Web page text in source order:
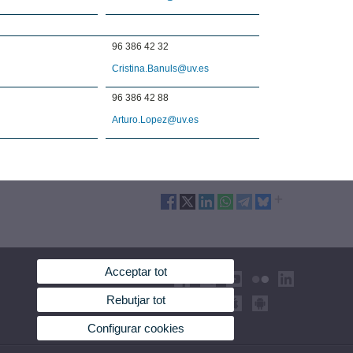
96 386 42 32
Cristina.Banuls@uv.es
96 386 42 88
Arturo.Lopez@uv.es
Acceptar tot
Rebutjar tot
Configurar cookies